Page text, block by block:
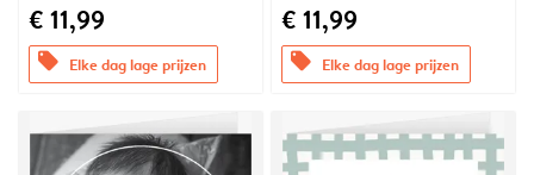
€ 11,99
offers Elke dag lage prijzen
€ 11,99
offers Elke dag lage prijzen